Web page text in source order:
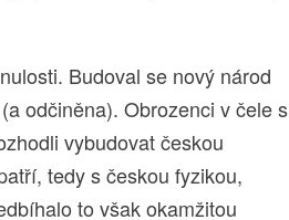
Budoval se nový národ
odčiněna). Obrozenci v čele s
vybudovat českou
tedy s českou fyzikou,
to však okamžitou